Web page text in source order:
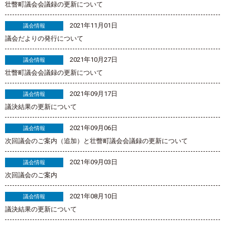
壮瞥町議会会議録の更新について
議会情報
2021年11月01日
議会だよりの発行について
議会情報
2021年10月27日
壮瞥町議会会議録の更新について
議会情報
2021年09月17日
議決結果の更新について
議会情報
2021年09月06日
次回議会のご案内（追加）と壮瞥町議会会議録の更新について
議会情報
2021年09月03日
次回議会のご案内
議会情報
2021年08月10日
議決結果の更新について